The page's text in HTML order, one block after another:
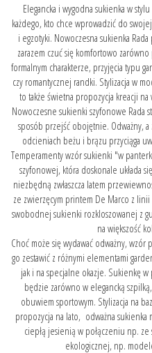
Elegancka i wygodna sukienka w
każdego, kto chce wprowadzić do
i egzotyki. Nowoczesna sukienka
zarazem czuć się komfortowo
formalnym charakterze, przyjęcia typu
czy romantycznej randki. Stylizacja w
to także świetna propozycja kreacji na
Nowoczesne sukienki szyfonowe Rada
sposób przejść obojętnie. Odważny,
odcieniach beżu i brązu przyciąga
Temperamenty wzór sukienki "w
szyfonowej, która doskonale układa
niezbędną zwłaszcza latem
ze zwierzęcym printem De Marco z linii
swobodnej sukienki rozkloszowanej z
na większość
Choć może się wydawać odważny, wzór
go zestawić z różnymi elementami
jak i na specjalne okazje. Sukienkę
będzie zarówno w elegancką
obuwiem sportowym. Stylizacja na
propozycja na lato, odważna sukienka
ciepłą jesienią w połączeniu np. ze
ekologicznej, np.